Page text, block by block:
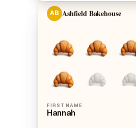
AB Ashfield Bakehouse
FIRST NAME
Hannah